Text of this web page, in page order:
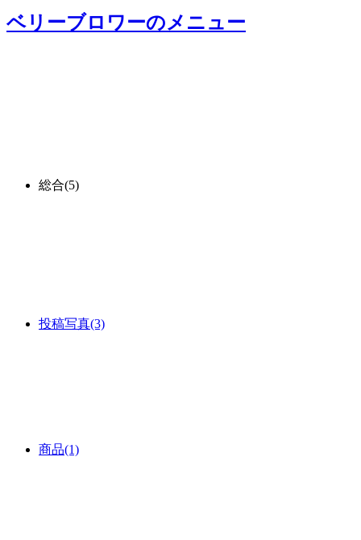
ベリーブロワーのメニュー
総合(5)
投稿写真(3)
商品(1)